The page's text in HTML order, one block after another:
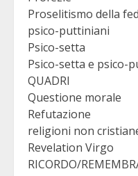
Proselitismo della
psico-puttiniani
Psico-setta
Psico-setta e psico-
QUADRI
Questione morale
Refutazione
religioni non
Revelation Virgo
RICORDO/